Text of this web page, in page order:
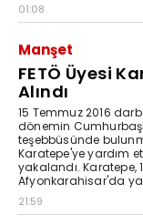
01:08
Manşet
FETÖ Üyesi
Alındı
15 Temmuz 2016
dönemin
teşebbüsünde
Karatepe'ye yardım
yakalandı. Karatepe,
Afyonkarahisar'da
21:59